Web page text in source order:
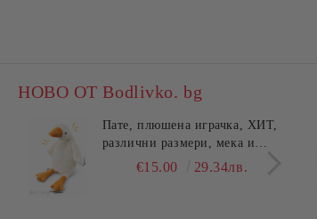
НОВО ОТ Bodlivko. bg
Пате, плюшена играчка, ХИТ,
различни размери, мека и
гушлива€15.00 29.34лв.